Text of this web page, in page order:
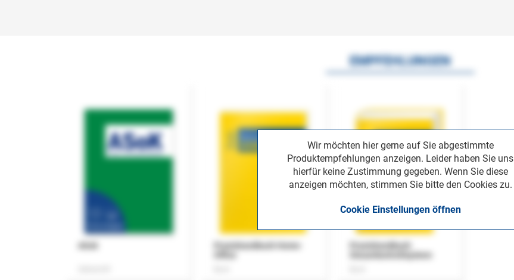
Wir möchten hier gerne auf Sie abgestimmte
Produktempfehlungen anzeigen. Leider haben Sie uns
hierfür keine Zustimmung gegeben. Wenn Sie diese
anzeigen möchten, stimmen Sie bitte den Cookies zu.
Cookie Einstellungen öffnen
EMPFEHLUNGEN
Praxishandbuch Home-
Praxishandbuch